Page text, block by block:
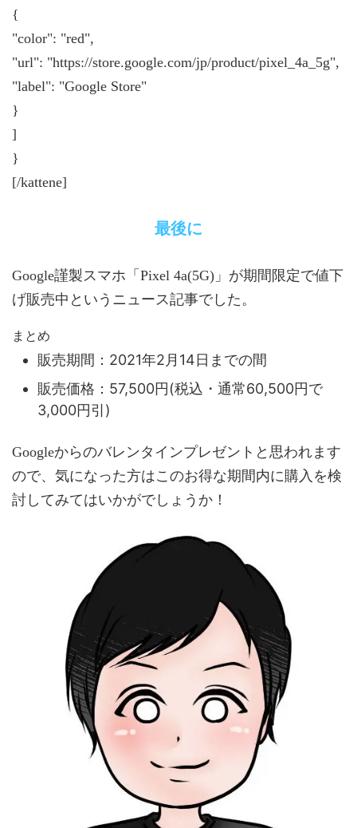
{
"color": "red",
"url": "https://store.google.com/jp/product/pixel_4a_5g",
"label": "Google Store"
}
]
}
[/kattene]
最後に
Google謹製スマホ「Pixel 4a(5G)」が期間限定で値下
げ販売中というニュース記事でした。
まとめ
販売期間：2021年2月14日までの間
販売価格：57,500円(税込・通常60,500円で
3,000円引)
Googleからのバレンタインプレゼントと思われます
ので、気になった方はこのお得な期間内に購入を検
討してみてはいかがでしょうか！